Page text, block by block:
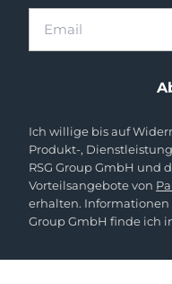
Ich willige bis auf
Produkt-,
RSG Group GmbH und
Vorteilsangebote von
erhalten. Informationen
Group GmbH finde ich